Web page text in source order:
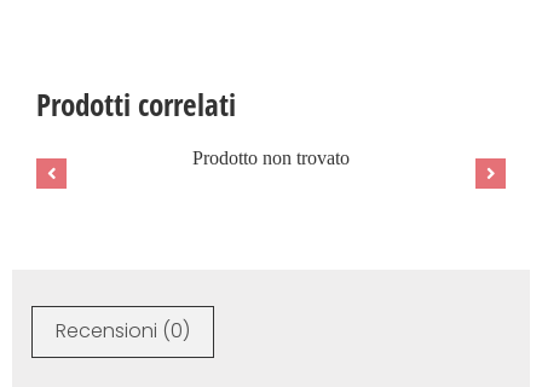
Prodotti correlati
Prodotto non trovato
Recensioni (0)